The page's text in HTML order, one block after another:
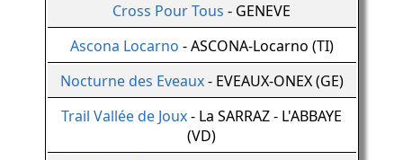
Cross Pour Tous - GENEVE
Ascona Locarno - ASCONA-Locarno (TI)
Nocturne des Eveaux- EVEAUX-ONEX (GE)
Trail Vallée de Joux- La SARRAZ - L'ABBAYE
(VD)